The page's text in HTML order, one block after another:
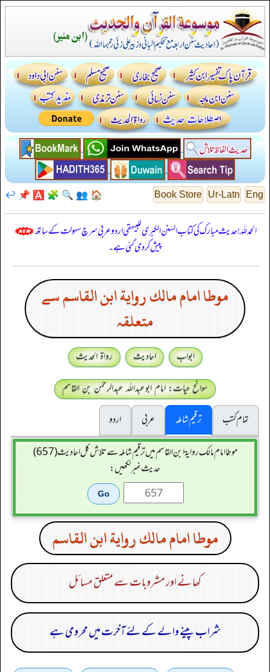
Eng
Ur-Latn
Book Store
🏠
👥
🔍
🧩
🅰️
📌
↩️
الحمدللہ! حدیث مبارک کی کتاب السنن الكبرى للبيهقي اردو عربی سرچ سہولت کے ساتھ
پیش کر دی گئی ہے۔
موطا امام مالك رواية ابن القاسم سے
متعلقہ
ابواب احادیث
رواۃ الحدیث
سوانح حیات: امام ابوعبداللہ عبدالرحمٰن بن القاسم
تمام کتب
ترقیم شاملہ عربی
اردو
موطا امام مالك رواية ابن القاسم میں ترقیم شاملہ سے تلاش کل احادیث (657)
حدیث نمبر لکھیں:
موطا امام مالك رواية ابن القاسم
کھانے اور مشروبات سے متعلق مسائل
شراب پینے والے کے لئے آخرت میں محرومی ہے